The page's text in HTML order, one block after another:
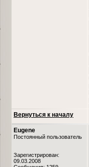
Вернуться к началу
Eugene
Постоянный пользователь
Зарегистрирован:
09.03.2008